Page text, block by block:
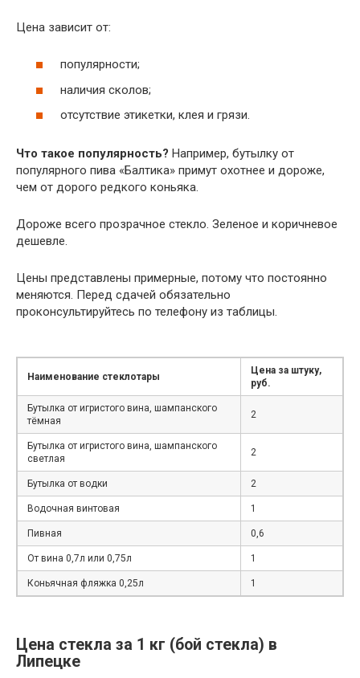
Цена зависит от:
популярности;
наличия сколов;
отсутствие этикетки, клея и грязи.
Что такое популярность? Например, бутылку от
популярного пива «Балтика» примут охотнее и дороже,
чем от дорого редкого коньяка.
Дороже всего прозрачное стекло. Зеленое и коричневое
дешевле.
Цены представлены примерные, потому что постоянно
меняются. Перед сдачей обязательно
проконсультируйтесь по телефону из таблицы.
Наименование стеклотары
Цена за штуку,
руб.
Бутылка от игристого вина, шампанского
тёмная
2
Бутылка от игристого вина, шампанского
светлая
2
Бутылка от водки 2
Водочная винтовая 1
Пивная 0,6
От вина 0,7л или 0,75л 1
Коньячная фляжка 0,25л 1
Цена стекла за 1 кг (бой стекла) в
Липецке